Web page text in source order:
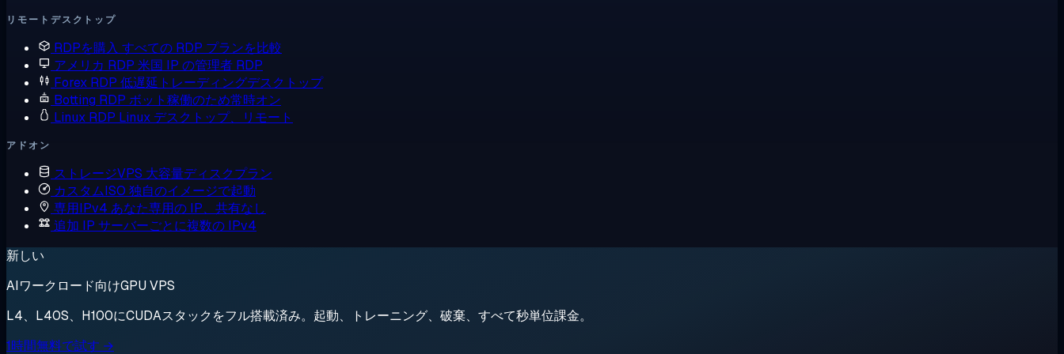
リモートデスクトップ
RDPを購入 すべての RDP プランを比較
アメリカ RDP 米国 IP の管理者 RDP
Forex RDP 低遅延トレーディングデスクトップ
Botting RDP ボット稼働のため常時オン
Linux RDP Linux デスクトップ、リモート
アドオン
ストレージVPS 大容量ディスクプラン
カスタムISO 独自のイメージで起動
専用IPv4 あなた専用の IP、共有なし
追加 IP サーバーごとに複数の IPv4
新しい
AIワークロード向けGPU VPS
L4、L40S、H100にCUDAスタックをフル搭載済み。起動、トレーニング、破棄、すべて秒単位課金。
1時間無料で試す →